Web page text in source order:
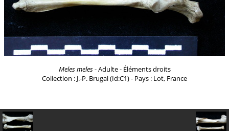
Meles meles- Adulte - Éléments droits
Collection : J.-P. Brugal (Id:C1) - Pays : Lot, France